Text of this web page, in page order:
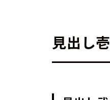
見出し壱